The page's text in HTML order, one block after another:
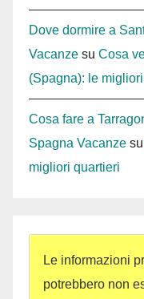
Dove dormire a
Vacanze su Cosa
(Spagna): le
Cosa fare a
Spagna Vacanze su
migliori quartieri
Le informazioni
potrebbero non